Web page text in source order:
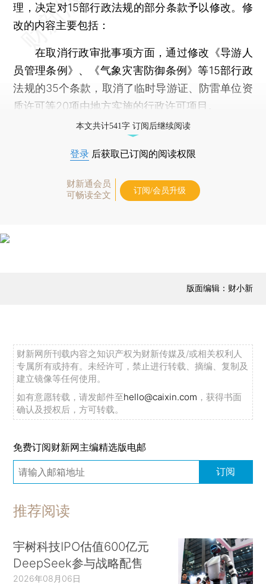
理，决定对15部行政法规的部分条款予以修改。修
改的内容主要包括：
在取消行政审批事项方面，通过修改《导游人
员管理条例》、《气象灾害防御条例》等15部行政
法规的35个条款，取消了临时导游证、防雷单位资
质许可等20项由地方实施的行政许可项目。
本文共计541字 订阅后继续阅读
登录 后获取已订阅的阅读权限
财新通会员
可畅读全文
订阅/会员升级
版面编辑：财小新
财新网所刊载内容之知识产权为财新传媒及/或相关权利人
专属所有或持有。未经许可，禁止进行转载、摘编、复制及
建立镜像等任何使用。
如有意愿转载，请发邮件至hello@caixin.com ，获得书面
确认及授权后，方可转载。
免费订阅财新网主编精选版电邮
订阅
推荐阅读
宇树科技IPO估值600亿元
DeepSeek参与战略配售
2026年08月06日